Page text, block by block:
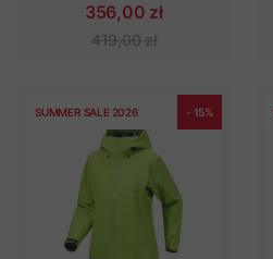
356,00 zł
419,00 zł
SUMMER SALE 2026 - 15%